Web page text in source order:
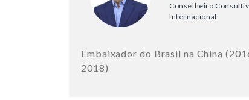
Conselheiro
Internacional
Embaixador do Brasil na China
2018)